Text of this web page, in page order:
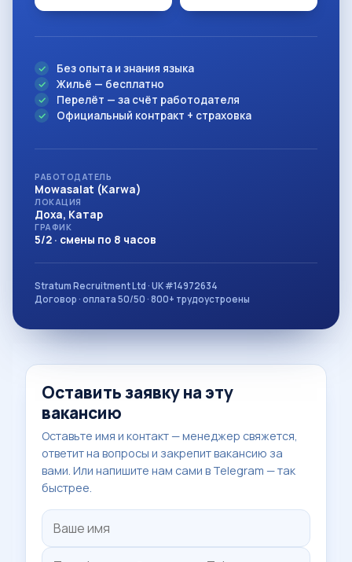
Оставить заявку на эту
вакансию
Оставьте имя и контакт — менеджер свяжется,
ответит на вопросы и закрепит вакансию за
вами. Или напишите нам сами в Telegram — так
быстрее.
Без опыта и знания языка
Жильё — бесплатно
Перелёт — за счёт работодателя
Официальный контракт + страховка
РАБОТОДАТЕЛЬ
Mowasalat (Karwa)
ЛОКАЦИЯ
Доха, Катар
ГРАФИК
5/2 · смены по 8 часов
Stratum Recruitment Ltd · UK #14972634
Договор · оплата 50/50 · 800+ трудоустроены